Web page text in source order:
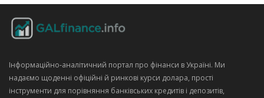
Інформаційно‑аналітичний портал про фінанси в Україні. Ми
надаємо щоденні офіційні й ринкові курси долара, прості
інструменти для порівняння банківських кредитів і депозитів,